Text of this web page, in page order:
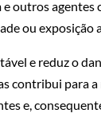
outros agentes
ou exposição
e reduz o
contribui para
e,